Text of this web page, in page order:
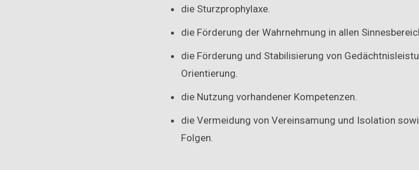
die Sturzprophylaxe.
die Förderung der Wahrnehmung in allen
die Förderung und Stabilisierung von
Orientierung.
die Nutzung vorhandener Kompetenzen.
die Vermeidung von Vereinsamung und Isolation
Folgen.